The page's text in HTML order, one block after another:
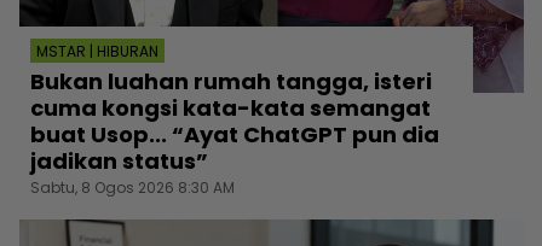
MSTAR | HIBURAN
Bukan luahan rumah tangga, isteri
cuma kongsi kata-kata semangat
buat Usop... “Ayat ChatGPT pun dia
jadikan status”
Sabtu, 8 Ogos 2026 8:30 AM